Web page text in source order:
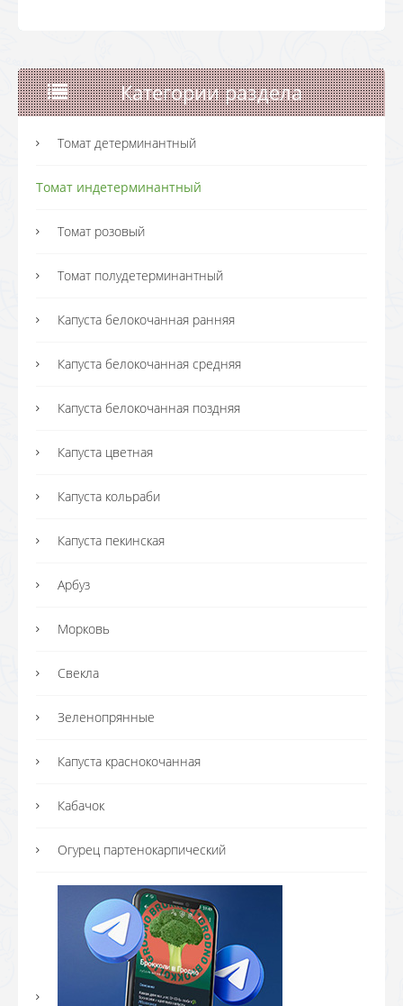
Категории раздела
Томат детерминантный
Томат индетерминантный
Томат розовый
Томат полудетерминантный
Капуста белокочанная ранняя
Капуста белокочанная средняя
Капуста белокочанная поздняя
Капуста цветная
Капуста кольраби
Капуста пекинская
Арбуз
Морковь
Свекла
Зеленопрянные
Капуста краснокочанная
Кабачок
Огурец партенокарпический